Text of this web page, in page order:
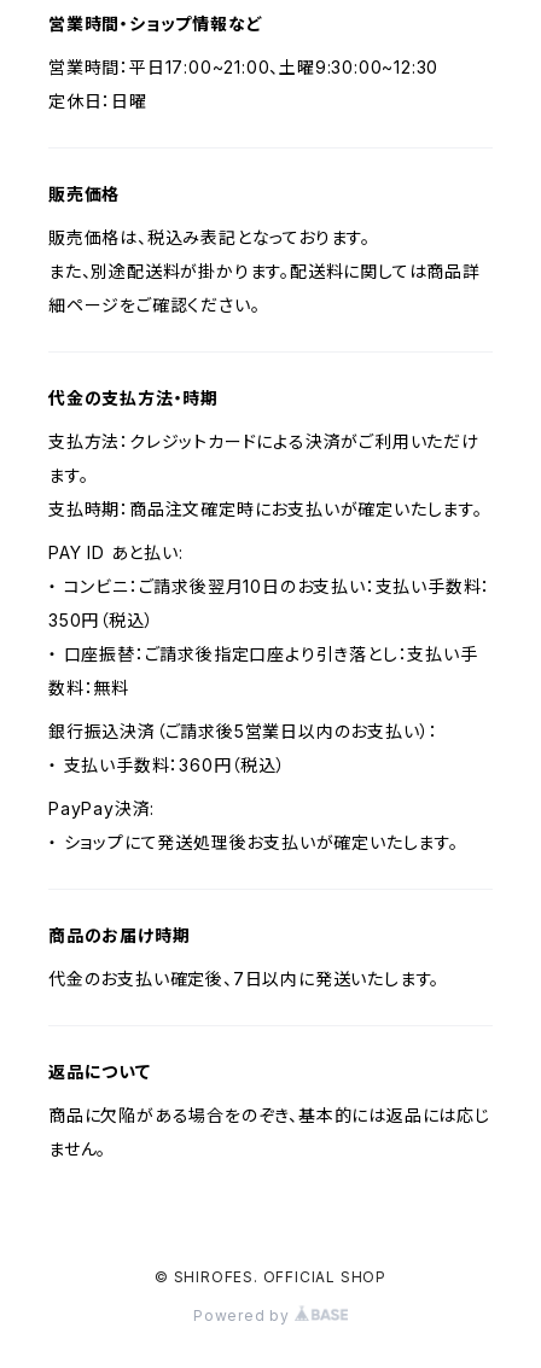
営業時間・ショップ情報など
営業時間：平日17:00~21:00、土曜9:30:00~12:30
定休日：日曜
販売価格
販売価格は、税込み表記となっております。
また、別途配送料が掛かります。配送料に関しては商品詳
細ページをご確認ください。
代金の支払方法・時期
支払方法：クレジットカードによる決済がご利用いただけ
ます。
支払時期：商品注文確定時にお支払いが確定いたします。
PAY ID あと払い:
・ コンビニ：ご請求後翌月10日のお支払い：支払い手数料：
350円（税込）
・ 口座振替：ご請求後指定口座より引き落とし：支払い手
数料：無料
銀行振込決済（ご請求後5営業日以内のお支払い）：
・ 支払い手数料：360円（税込）
PayPay決済:
・ ショップにて発送処理後お支払いが確定いたします。
商品のお届け時期
代金のお支払い確定後、7日以内に発送いたします。
返品について
商品に欠陥がある場合をのぞき、基本的には返品には応じ
ません。
© SHIROFES. OFFICIAL SHOP
Powered by